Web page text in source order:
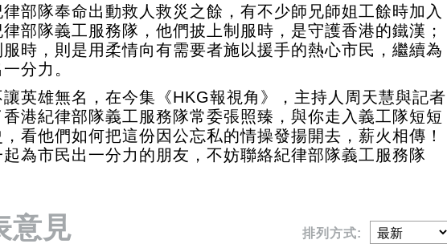
部隊奉命出動救人救災之餘，有不少師兄師姐工餘時加入
部隊義工服務隊，他們披上制服時，是守護香港的鐵漢；
服時，則是用柔情向有需要者施以援手的熱心市民，繼續為
分力。
英雄無名，在今集《HKG報視角》，主持人周天慧與記者
港紀律部隊義工服務隊常委張照臻，與你走入義工隊短短
看他們如何把這份因公忘私的情操發揚開去，薪火相傳！
為市民出一分力的朋友，不妨聯絡紀律部隊義工服務隊
意見 排列方式: